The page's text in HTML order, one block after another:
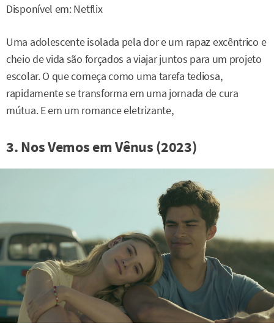
Disponível em: Netflix
Uma adolescente isolada pela dor e um rapaz excêntrico e
cheio de vida são forçados a viajar juntos para um projeto
escolar. O que começa como uma tarefa tediosa,
rapidamente se transforma em uma jornada de cura
mútua. E em um romance eletrizante,
3. Nos Vemos em Vênus (2023)